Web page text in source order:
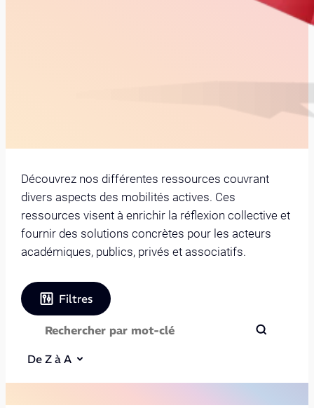
Découvrez nos différentes ressources couvrant
divers aspects des mobilités actives. Ces
ressources visent à enrichir la réflexion collective et
fournir des solutions concrètes pour les acteurs
académiques, publics, privés et associatifs.
Filtres
De Z à A